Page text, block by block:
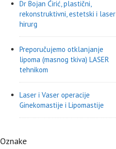
Dr Bojan Ćirić, plastični,
rekonstruktivni, estetski i laser
hirurg
Preporučujemo otklanjanje
lipoma (masnog tkiva) LASER
tehnikom
Laser i Vaser operacije
Ginekomastije i Lipomastije
Oznake